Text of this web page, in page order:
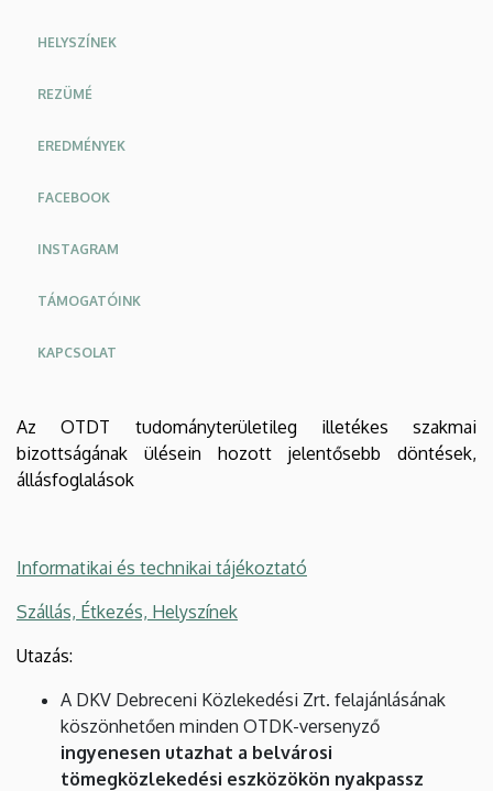
HELYSZÍNEK
REZÜMÉ
EREDMÉNYEK
FACEBOOK
INSTAGRAM
TÁMOGATÓINK
KAPCSOLAT
Az OTDT tudományterületileg illetékes szakmai
bizottságának ülésein hozott jelentősebb döntések,
állásfoglalások
Informatikai és technikai tájékoztató
Szállás, Étkezés, Helyszínek
Utazás:
A DKV Debreceni Közlekedési Zrt. felajánlásának
köszönhetően minden OTDK-versenyző
ingyenesen utazhat a belvárosi
tömegközlekedési eszközökön nyakpassz